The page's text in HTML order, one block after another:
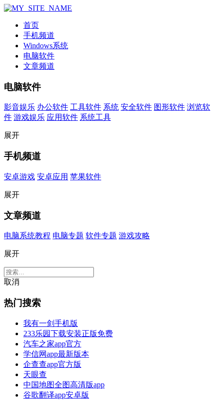
首页
手机频道
Windows系统
电脑软件
文章频道
电脑软件
影音娱乐 办公软件 工具软件 系统 安全软件 图形软件 浏览软
件 游戏娱乐 应用软件 系统工具
展开
手机频道
安卓游戏 安卓应用 苹果软件
展开
文章频道
电脑系统教程 电脑专题 软件专题 游戏攻略
展开
取消
热门搜索
我有一剑手机版
233乐园下载安装正版免费
汽车之家app官方
学信网app最新版本
企查查app官方版
天眼查
中国地图全图高清版app
谷歌翻译app安卓版